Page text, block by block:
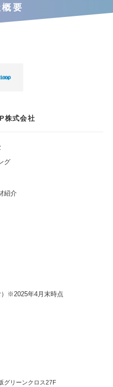
要
株式会社
グ
紹介
※2025年4月末時点
グリーンクロス27F